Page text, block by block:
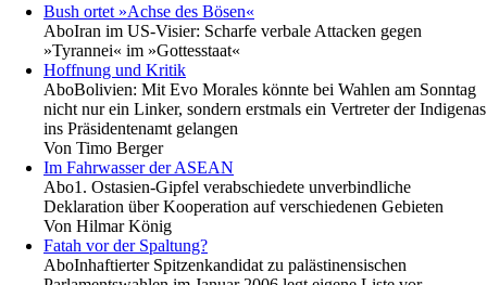
Bush ortet »Achse des Bösen«
AboIran im US-Visier: Scharfe verbale Attacken gegen
»Tyrannei« im »Gottesstaat«
Hoffnung und Kritik
AboBolivien: Mit Evo Morales könnte bei Wahlen am Sonntag
nicht nur ein Linker, sondern erstmals ein Vertreter der Indigenas
ins Präsidentenamt gelangen
Von Timo Berger
Im Fahrwasser der ASEAN
Abo1. Ostasien-Gipfel verabschiedete unverbindliche
Deklaration über Kooperation auf verschiedenen Gebieten
Von Hilmar König
Fatah vor der Spaltung?
AboInhaftierter Spitzenkandidat zu palästinensischen